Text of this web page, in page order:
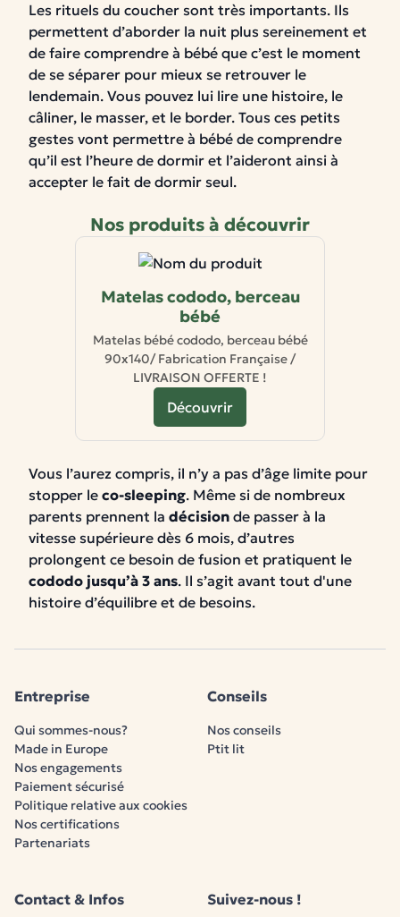
Les rituels du coucher sont très importants. Ils
permettent d’aborder la nuit plus sereinement et
de faire comprendre à bébé que c’est le moment
de se séparer pour mieux se retrouver le
lendemain. Vous pouvez lui lire une histoire, le
câliner, le masser, et le border. Tous ces petits
gestes vont permettre à bébé de comprendre
qu’il est l’heure de dormir et l’aideront ainsi à
accepter le fait de dormir seul.
Nos produits à découvrir
Matelas cododo, berceau
bébé
Matelas bébé cododo, berceau bébé
90x140/ Fabrication Française /
LIVRAISON OFFERTE !
Découvrir
Vous l’aurez compris, il n’y a pas d’âge limite pour
stopper le co-sleeping. Même si de nombreux
parents prennent la décision de passer à la
vitesse supérieure dès 6 mois, d’autres
prolongent ce besoin de fusion et pratiquent le
cododo jusqu’à 3 ans. Il s’agit avant tout d'une
histoire d’équilibre et de besoins.
Entreprise
Qui sommes-nous?
Made in Europe
Nos engagements
Paiement sécurisé
Politique relative aux cookies
Nos certifications
Partenariats
Conseils
Nos conseils
Ptit lit
Contact & Infos Suivez-nous !